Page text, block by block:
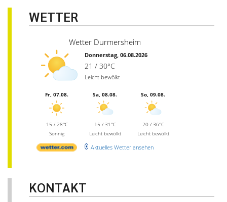
WETTER
Wetter Durmersheim
Donnerstag, 06.08.2026
21 / 30°C
Leicht bewölkt
Fr, 07.08.
15 / 28°C
Sonnig
Sa, 08.08.
15 / 31°C
Leicht bewölkt
So, 09.08.
20 / 36°C
Leicht bewölkt
Aktuelles Wetter ansehen
KONTAKT